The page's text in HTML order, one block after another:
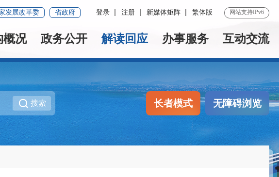
发展改革委 省政府 登录 注册 新媒体矩阵 繁体版 网站支持IPv6
概况 政务公开 解读回应 办事服务 互动交流
搜索 长者模式 无障碍浏览